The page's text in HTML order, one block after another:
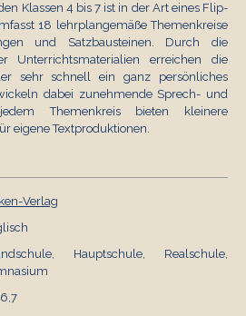
Klassen 4 bis 7 ist in der Art eines Flip-
18 lehrplangemäße Themenkreise
und Satzbausteinen. Durch die
Unterrichtsmaterialien erreichen die
sehr schnell ein ganz persönliches
dabei zunehmende Sprech- und
Themenkreis bieten kleinere
eigene Textproduktionen.
Verlag
Hauptschule, Realschule,